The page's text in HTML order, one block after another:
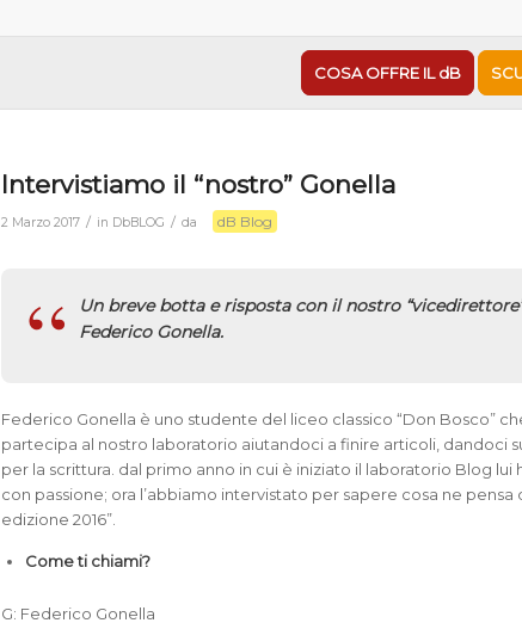
COSA OFFRE IL dB
Intervistiamo il “nostro” Gonella
2 Marzo 2017 / in DbBLOG / da dB Blog
Un breve botta e risposta con il nostro
Federico Gonella.
Federico Gonella è uno studente del liceo classico “Don Bosco”
partecipa al nostro laboratorio aiutandoci a finire articoli, dandoci
per la scrittura. dal primo anno in cui è iniziato il laboratorio Blog lui
con passione; ora l’abbiamo intervistato per sapere cosa ne pensa
edizione 2016”.
Come ti chiami?
G: Federico Gonella